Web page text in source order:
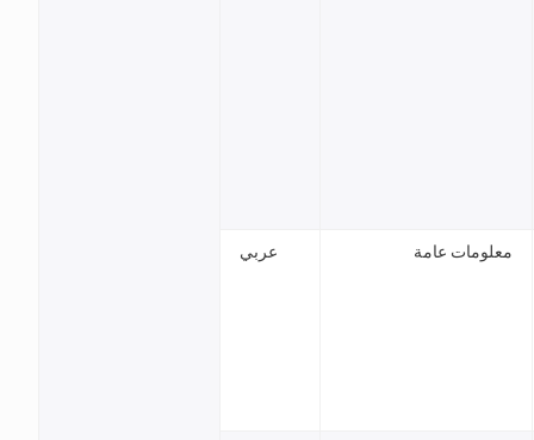
عربي معلومات عامة